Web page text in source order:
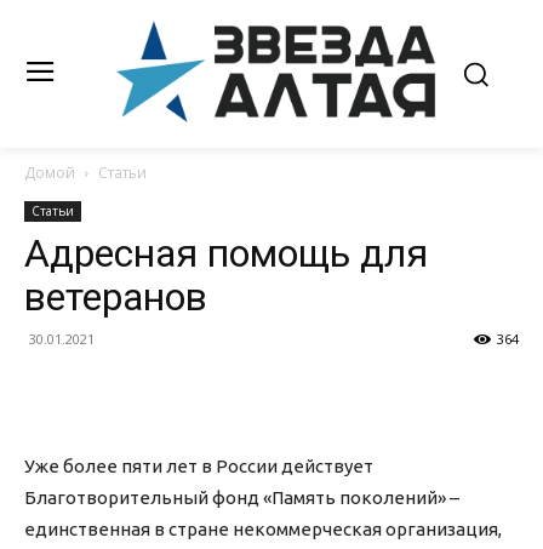
Домой Статьи
Статьи
Адресная помощь для
ветеранов
30.01.2021 364
Уже более пяти лет в России действует
Благотворительный фонд «Память поколений» –
единственная в стране некоммерческая организация,